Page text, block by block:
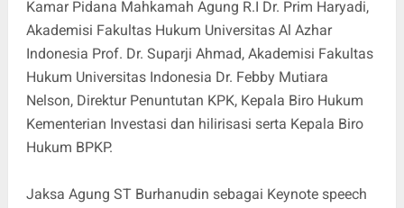
Kamar Pidana Mahkamah Agung R.I Dr. Prim Haryadi,
Akademisi Fakultas Hukum Universitas Al Azhar
Indonesia Prof. Dr. Suparji Ahmad, Akademisi Fakultas
Hukum Universitas Indonesia Dr. Febby Mutiara
Nelson, Direktur Penuntutan KPK, Kepala Biro Hukum
Kementerian Investasi dan hilirisasi serta Kepala Biro
Hukum BPKP.
Jaksa Agung ST Burhanudin sebagai Keynote speech